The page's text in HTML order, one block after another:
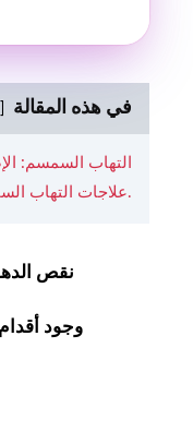
في هذه المقالة
التهاب السمسم:
علاجات التهاب السمسم.
نقص
وجود